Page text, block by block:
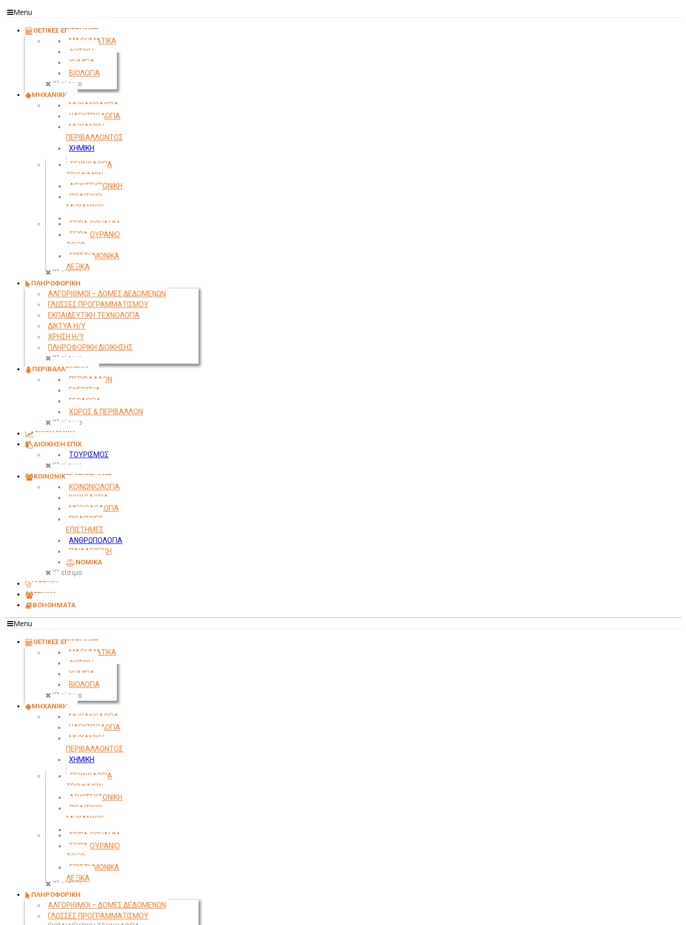
Menu
ΘΕΤΙΚΕΣ ΕΠΙΣΤΗΜΕΣ
ΜΑΘΗΜΑΤΙΚΑ
ΦΥΣΙΚΗ
ΧΗΜΕΙΑ
ΒΙΟΛΟΓΙΑ
Κλείσιμο
ΜΗΧΑΝΙΚΗ
ΜΗΧΑΝΟΛΟΓΙΑ
ΗΛΕΚΤΡΟΛΟΓΙΑ
ΜΗΧΑΝΙΚΗ
ΠΕΡΙΒΑΛΛΟΝΤΟΣ
ΧΗΜΙΚΗ
ΤΕΧΝΟΛΟΓΙΑ
ΤΡΟΦΙΜΩΝ
ΑΡΧΙΤΕΚΤΟΝΙΚΗ
ΠΟΛΙΤΙΚΟΙ
ΜΗΧΑΝΙΚΟΙ
ΣΕΙΡΑ SCHAUM
ΣΕΙΡΑ ΟΥΡΑΝΙΟ
ΤΟΞΟ
ΕΠΙΣΤΗΜΟΝΙΚΑ
ΛΕΞΙΚΑ
Κλείσιμο
ΠΛΗΡΟΦΟΡΙΚΗ
ΑΛΓΟΡΙΘΜΟΙ – ΔΟΜΕΣ ΔΕΔΟΜΕΝΩΝ
ΓΛΩΣΣΕΣ ΠΡΟΓΡΑΜΜΑΤΙΣΜΟΥ
ΕΚΠΑΙΔΕΥΤΙΚΗ ΤΕΧΝΟΛΟΓΙΑ
ΔΙΚΤΥΑ Η/Υ
ΧΡΗΣΗ Η/Υ
ΠΛΗΡΟΦΟΡΙΚΗ ΔΙΟΙΚΗΣΗΣ
Κλείσιμο
ΠΕΡΙΒΑΛΛΟΝΤΙΚΑ
ΠΕΡΙΒΑΛΛΟΝ
ΕΝΕΡΓΕΙΑ
ΓΕΩΛΟΓΙΑ
ΧΩΡΟΣ & ΠΕΡΙΒΑΛΛΟΝ
Κλείσιμο
ΟΙΚΟΝΟΜΙΚΑ
ΔΙΟΙΚΗΣΗ ΕΠΙΧ.
ΤΟΥΡΙΣΜΟΣ
Κλείσιμο
ΚΟΙΝΩΝΙΚΕΣ ΕΠΙΣΤΗΜΕΣ
ΚΟΙΝΩΝΙΟΛΟΓΙΑ
ΨΥΧΟΛΟΓΙΑ
ΜΕΘΟΔΟΛΟΓΙΑ
ΠΟΛΙΤΙΚΕΣ
ΕΠΙΣΤΗΜΕΣ
ΑΝΘΡΩΠΟΛΟΓΙΑ
ΠΑΙΔΑΓΩΓΙΚΗ
ΝΟΜΙΚΑ
Κλείσιμο
ΙΑΤΡΙΚΗ
ΓΕΝΙΚΑ
ΒΟΗΘΗΜΑΤΑ
Menu
ΘΕΤΙΚΕΣ ΕΠΙΣΤΗΜΕΣ
ΜΑΘΗΜΑΤΙΚΑ
ΦΥΣΙΚΗ
ΧΗΜΕΙΑ
ΒΙΟΛΟΓΙΑ
Κλείσιμο
ΜΗΧΑΝΙΚΗ
ΜΗΧΑΝΟΛΟΓΙΑ
ΗΛΕΚΤΡΟΛΟΓΙΑ
ΜΗΧΑΝΙΚΗ
ΠΕΡΙΒΑΛΛΟΝΤΟΣ
ΧΗΜΙΚΗ
ΤΕΧΝΟΛΟΓΙΑ
ΤΡΟΦΙΜΩΝ
ΑΡΧΙΤΕΚΤΟΝΙΚΗ
ΠΟΛΙΤΙΚΟΙ
ΜΗΧΑΝΙΚΟΙ
ΣΕΙΡΑ SCHAUM
ΣΕΙΡΑ ΟΥΡΑΝΙΟ
ΤΟΞΟ
ΕΠΙΣΤΗΜΟΝΙΚΑ
ΛΕΞΙΚΑ
Κλείσιμο
ΠΛΗΡΟΦΟΡΙΚΗ
ΑΛΓΟΡΙΘΜΟΙ – ΔΟΜΕΣ ΔΕΔΟΜΕΝΩΝ
ΓΛΩΣΣΕΣ ΠΡΟΓΡΑΜΜΑΤΙΣΜΟΥ